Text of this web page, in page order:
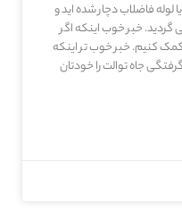
فاضلاب دچار شده اید و
گردید. خبر خوب اینکه اگر
کمک کنیم. خبر خوب تر اینکه
جاه توالت را خودتان